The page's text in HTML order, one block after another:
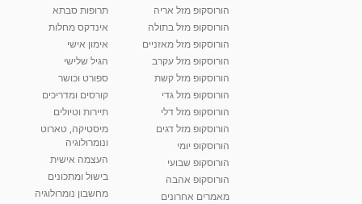
הורוסקופ מזל אריה
הורוסקופ מזל בתולה
הורוסקופ מזל מאזניים
הורוסקופ מזל עקרב
הורוסקופ מזל קשת
הורוסקופ מזל גדי
הורוסקופ מזל דלי
הורוסקופ מזל דגים
הורוסקופ יומי
הורוסקופ שבועי
הורוסקופ אהבה
מאמרים אחרונים
תרופות סבתא
אינדקס מחלות
אימון אישי
הגיל שלישי
ספורט וכושר
קורסים ומדריכים
תיירות וטיולים
מיסטיקה, טארוט
ונומרולוגיה
העצמה אישית
בישול ומתכונים
מחשבון נומרולוגיה